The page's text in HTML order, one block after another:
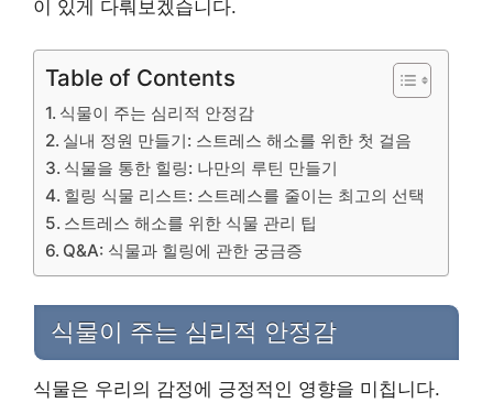
이 있게 다뤄보겠습니다.
Table of Contents
식물이 주는 심리적 안정감
실내 정원 만들기: 스트레스 해소를 위한 첫 걸음
식물을 통한 힐링: 나만의 루틴 만들기
힐링 식물 리스트: 스트레스를 줄이는 최고의 선택
스트레스 해소를 위한 식물 관리 팁
Q&A: 식물과 힐링에 관한 궁금증
식물이 주는 심리적 안정감
식물은 우리의 감정에 긍정적인 영향을 미칩니다.